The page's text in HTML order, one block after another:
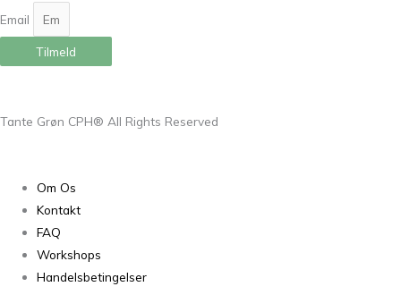
Email
Tilmeld
Tante Grøn CPH® All Rights Reserved
Om Os
Kontakt
FAQ
Workshops
Handelsbetingelser